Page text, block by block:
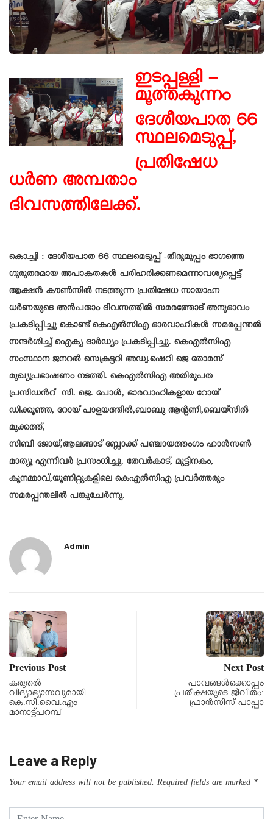
ഇടപ്പള്ളി –
മൂത്തകുന്നം
ദേശീയപാത 66
സ്ഥലമെടുപ്പ്,
പ്രതിഷേധ
ധർണ അമ്പതാം
ദിവസത്തിലേക്ക്.
കൊച്ചി : ദേശീയപാത 66 സ്ഥലമെടുപ്പ് -തിരുമുപ്പം ഭാഗത്തെ
ഗുരുതരമായ അപാകതകൾ പരിഹരിക്കണമെന്നാവശ്യപ്പെട്ട്
ആക്ഷൻ കൗൺസിൽ നടത്തുന്ന പ്രതിഷേധ സായാഹ്ന
ധർണയുടെ അൻപതാം ദിവസത്തിൽ സമരത്തോട് അനുഭാവം
പ്രകടിപ്പിച്ചു കൊണ്ട് കെഎൽസിഎ ഭാരവാഹികൾ സമരപ്പന്തൽ
സന്ദർശിച്ച് ഐക്യ ദാർഡ്യം പ്രകടിപ്പിച്ചു. കെഎൽസിഎ
സംസ്ഥാന ജനറൽ സെക്രട്ടറി അഡ്വ.ഷെറി ജെ തോമസ്
മുഖ്യപ്രഭാഷണം നടത്തി. കെഎൽസിഎ അതിരൂപത
പ്രസിഡൻറ് സി. ജെ. പോൾ, ഭാരവാഹികളായ റോയ്
ഡിക്കൂഞ്ഞ, റോയ് പാളയത്തിൽ,ബാബു ആൻ്റണി,ബെയ്സിൽ
മുക്കത്ത്,
സിബി ജോയ്,ആലങ്ങാട് ബ്ലോക്ക് പഞ്ചായത്തംഗം ഹാൻസൺ
മാത്യൂ എന്നിവർ പ്രസംഗിച്ചു. തേവർകാട്, മുട്ടിനകം,
കൂനമ്മാവ്,യൂണിറ്റുകളിലെ കെഎൽസിഎ പ്രവർത്തരും
സമരപ്പന്തലിൽ പങ്കുചേർന്നു.
Admin
Previous Post
കരുതൽ
വിദ്യാഭ്യാസവുമായി
കെ.സി.വൈ.എം
മാനാട്ട്പറമ്പ്
Next Post
പാവങ്ങൾക്കൊപ്പം
പ്രതീക്ഷയുടെ ജീവിതം:
ഫ്രാൻസിസ് പാപ്പാ
Leave a Reply
Your email address will not be published. Required fields are marked *